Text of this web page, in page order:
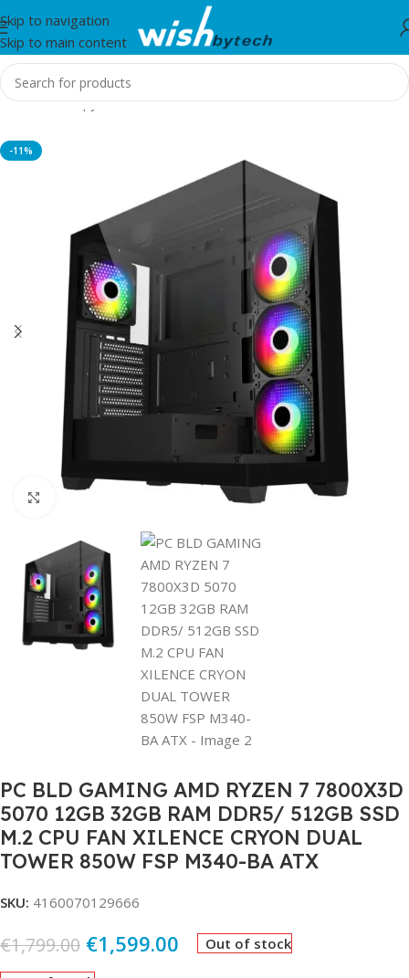
Skip to navigation
Skip to main content
Home/Kompjuter
-11%
PC BLD GAMING AMD RYZEN 7 7800X3D
5070 12GB 32GB RAM DDR5/ 512GB SSD
M.2 CPU FAN XILENCE CRYON DUAL
TOWER 850W FSP M340-BA ATX
SKU: 4160070129666
€1,799.00 €1,599.00 Out of stock